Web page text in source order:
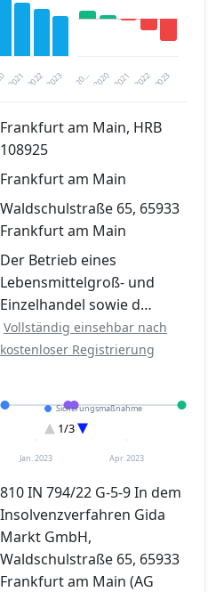
2021 2023
2022 20… 2021 2023
2020 2022
nach kostenloser
verfügbar
registrieren
Frankfurt am Main, HRB
108925
Frankfurt am Main
Waldschulstraße 65, 65933
Frankfurt am Main
Der Betrieb eines
Lebensmittelgroß- und
Einzelhandel sowie d…
Vollständig einsehbar nach
kostenloser Registrierung
Sicherungsmaßnahme
Eröffnung
Sonstiges
1/3
Jan. 2023 Apr. 2023
810 IN 794/22 G-5-9 In dem
Insolvenzverfahren Gida
Markt GmbH,
Waldschulstraße 65, 65933
Frankfurt am Main (AG